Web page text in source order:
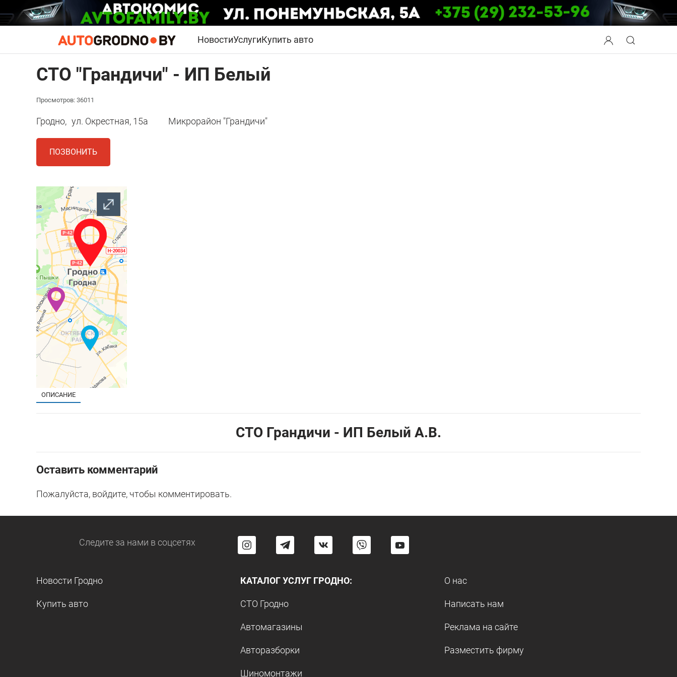
НовостиУслугиКупить авто
СТО "Грандичи" - ИП Белый
Просмотров: 36011
Гродно, ул. Окрестная, 15а Микрорайон "Грандичи"
ПОЗВОНИТЬ
ОПИСАНИЕ
СТО Грандичи - ИП Белый А.В.
Оставить комментарий
Пожалуйста, войдите, чтобы комментировать.
Следите за нами в соцсетях
Новости Гродно
Купить авто
КАТАЛОГ УСЛУГ ГРОДНО:
СТО Гродно
Автомагазины
Авторазборки
Шиномонтажи
О нас
Написать нам
Реклама на сайте
Разместить фирму